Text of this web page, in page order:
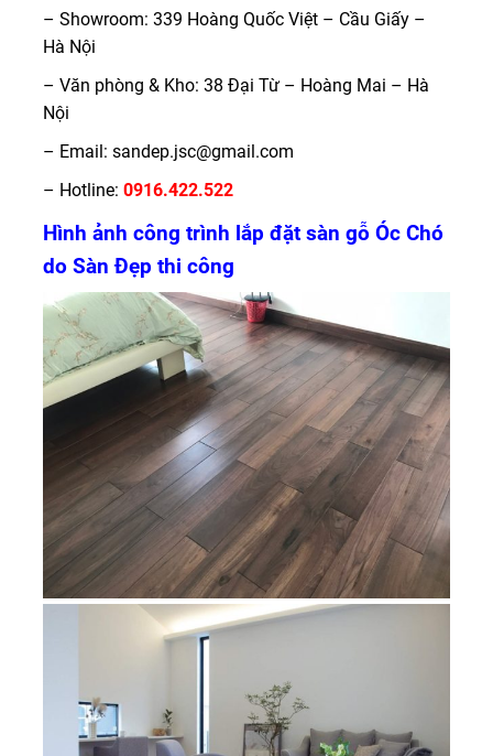
– Showroom: 339 Hoàng Quốc Việt – Cầu Giấy –
Hà Nội
– Văn phòng & Kho: 38 Đại Từ – Hoàng Mai – Hà
Nội
– Email: sandep.jsc@gmail.com
– Hotline: 0916.422.522
Hình ảnh công trình lắp đặt sàn gỗ Óc Chó
do Sàn Đẹp thi công